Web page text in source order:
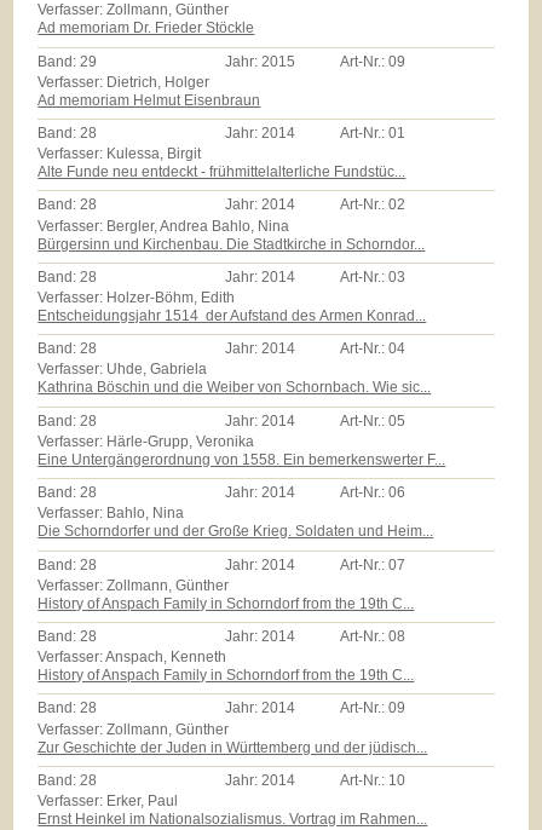
Verfasser: Zollmann, Günther
Ad memoriam Dr. Frieder Stöckle
Band: 29 Jahr: 2015 Art-Nr.:09
Verfasser: Dietrich, Holger
Ad memoriam Helmut Eisenbraun
Band:28 Jahr:2014 Art-Nr.:01
Verfasser: Kulessa, Birgit
Alte Funde neu entdeckt - frühmittelalterliche Fundstüc...
Band:28 Jahr:2014 Art-Nr.:02
Verfasser: Bergler, Andrea Bahlo, Nina
Bürgersinn und Kirchenbau. Die Stadtkirche in Schorndor...
Band:28 Jahr:2014 Art-Nr.:03
Verfasser: Holzer-Böhm, Edith
Entscheidungsjahr 1514  der Aufstand des Armen Konrad...
Band:28 Jahr:2014 Art-Nr.:04
Verfasser: Uhde, Gabriela
Kathrina Böschin und die Weiber von Schornbach. Wie sic...
Band: 28 Jahr: 2014 Art-Nr.:05
Verfasser: Härle-Grupp, Veronika
Eine Untergängerordnung von 1558. Ein bemerkenswerter F...
Band:28 Jahr:2014 Art-Nr.:06
Verfasser: Bahlo, Nina
Die Schorndorfer und der Große Krieg. Soldaten und Heim...
Band: 28 Jahr: 2014 Art-Nr.:07
Verfasser: Zollmann, Günther
History of Anspach Family in Schorndorf from the 19th C...
Band:28 Jahr:2014 Art-Nr.:08
Verfasser: Anspach, Kenneth
History of Anspach Family in Schorndorf from the 19th C...
Band:28 Jahr:2014 Art-Nr.:09
Verfasser: Zollmann, Günther
Zur Geschichte der Juden in Württemberg und der jüdisch...
Band:28 Jahr:2014 Art-Nr.: 10
Verfasser: Erker, Paul
Ernst Heinkel im Nationalsozialismus. Vortrag im Rahmen...